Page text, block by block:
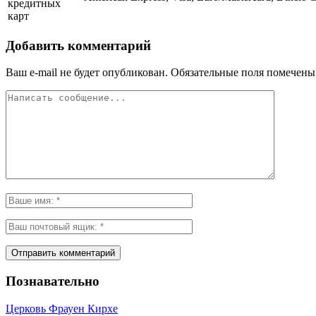
кредитных
карт
Добавить комментарий
Ваш e-mail не будет опубликован. Обязательные поля
Познавательно
Церковь Фрауен Кирхе